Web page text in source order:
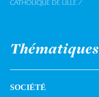
Thématiques
SOCIÉTÉ